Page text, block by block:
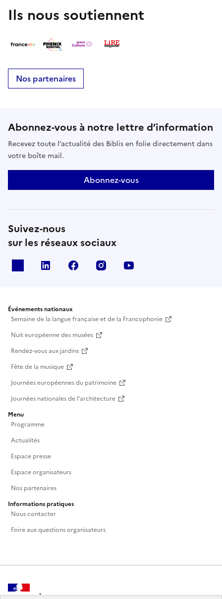
Ils nous soutiennent
Nos partenaires
Abonnez-vous à notre lettre d’information
Recevez toute l’actualité des Biblis en folie directement dans
votre boîte mail.
Abonnez-vous
Suivez-nous
sur les réseaux sociaux
Linkedin Facebook Instagram
Événements nationaux
Semaine de la langue française et de la Francophonie
Nuit européenne des musées
Rendez-vous aux jardins
Fête de la musique
Journées européennes du patrimoine
Journées nationales de l'architecture
Menu
Programme
Actualités
Espace presse
Espace organisateurs
Nos partenaires
Informations pratiques
Nous contacter
Foire aux questions organisateurs